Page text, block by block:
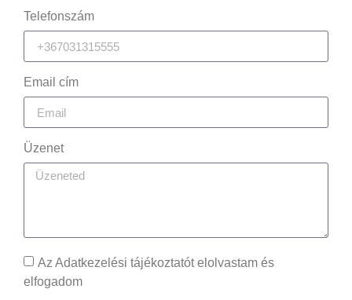
Telefonszám
Email cím
Üzenet
Az Adatkezelési tájékoztatót elolvastam és
elfogadom